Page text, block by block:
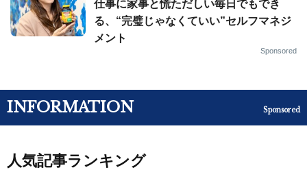
仕事に家事と慌ただしい毎日でもでき
る、“完璧じゃなくていい”セルフマネジ
メント
Sponsored
INFORMATION Sponsored
人気記事ランキング